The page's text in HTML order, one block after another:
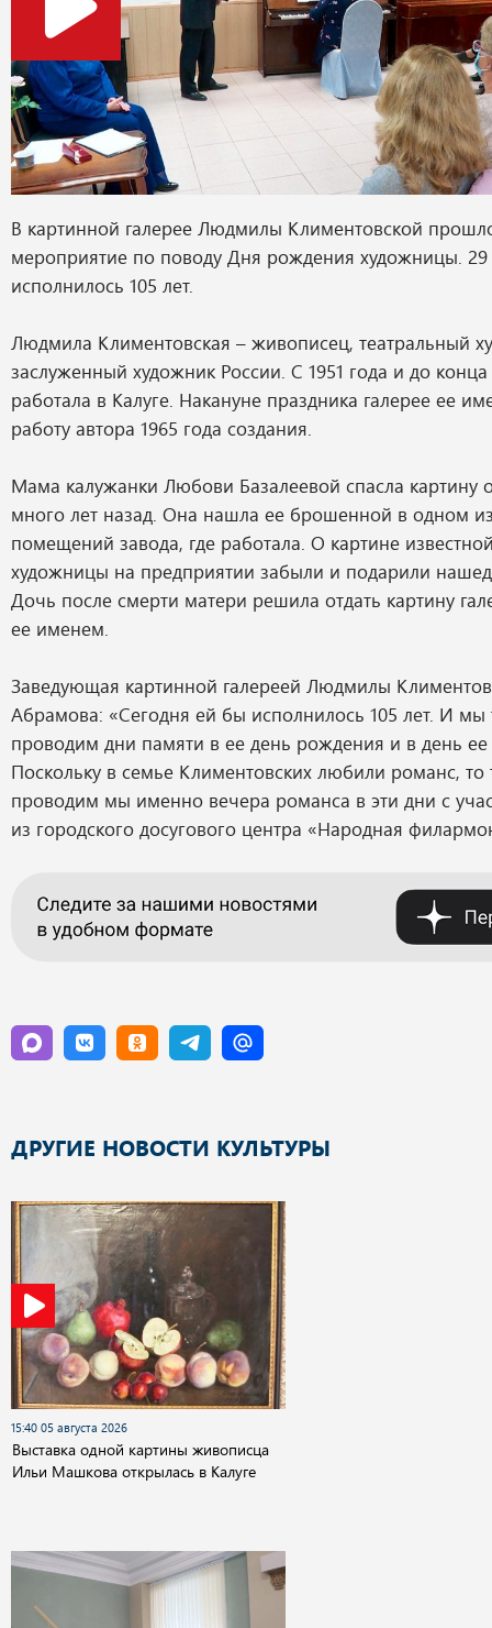
В картинной галерее Людмилы Климентовской
мероприятие по поводу Дня рождения художницы.
исполнилось 105 лет.
Людмила Климентовская – живописец, театральный
заслуженный художник России. С 1951 года и до
работала в Калуге. Накануне праздника галерее ее
работу автора 1965 года создания.
Мама калужанки Любови Базалеевой спасла картину
много лет назад. Она нашла ее брошенной в одном
помещений завода, где работала. О картине
художницы на предприятии забыли и подарили
Дочь после смерти матери решила отдать картину
ее именем.
Заведующая картинной галереей Людмилы
Абрамова: «Сегодня ей бы исполнилось 105 лет. И мы
проводим дни памяти в ее день рождения и в день
Поскольку в семье Климентовских любили романс,
проводим мы именно вечера романса в эти дни с
из городского досугового центра «Народная
ДРУГИЕ НОВОСТИ КУЛЬТУРЫ
15:40 05 августа 2026
Выставка одной картины живописца
Ильи Машкова открылась в Калуге